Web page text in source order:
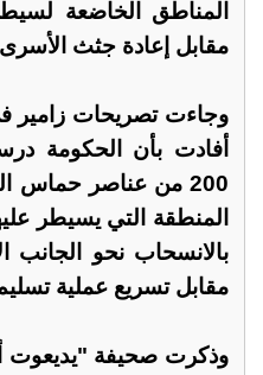
المناطق الخاضعة
مقابل إعادة جثث الأسرى
وجاءت تصريحات زامير
أفادت بأن الحكومة
200 من عناصر حماس
المنطقة التي يسيطر
بالانسحاب نحو الجانب
مقابل تسريع عملية
وذكرت صحيفة "يديعوت